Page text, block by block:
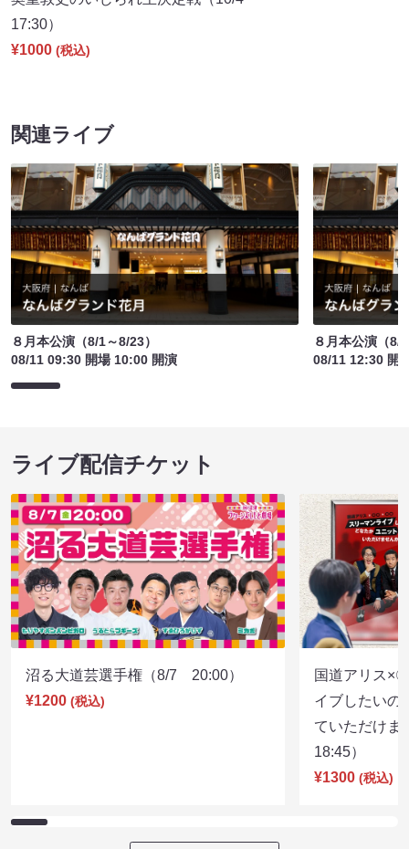
17:30）
¥1000 (税込)
関連ライブ
８月本公演（8/1～8/23）
08/11 09:30 開場 10:00 開演
８月本公演（8/
08/11 12:30 開
ライブ配信チケット
沼る大道芸選手権（8/7 20:00）
¥1200 (税込)
国道アリス×
イブしたいの
ていただけ
18:45）
¥1300 (税込)